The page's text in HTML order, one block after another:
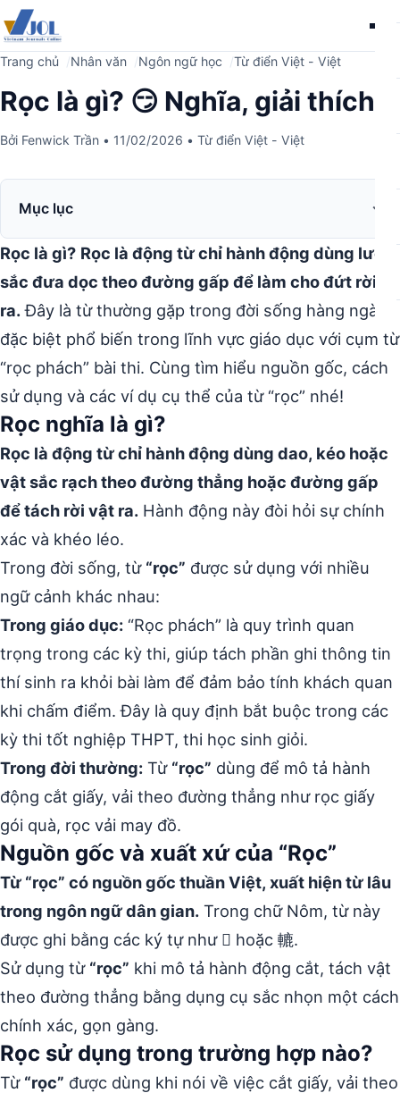
Trang chủ Nhân văn Ngôn ngữ học Từ điển Việt - Việt
Rọc là gì? 😏 Nghĩa, giải thích
Bởi Fenwick Trần • 11/02/2026 • Từ điển Việt - Việt
Mục lục
Rọc là gì? Rọc là động từ chỉ hành động dùng lưỡi
sắc đưa dọc theo đường gấp để làm cho đứt rời
ra.Đây là từ thường gặp trong đời sống hàng ngày,
đặc biệt phổ biến trong lĩnh vực giáo dục với cụm từ
“rọc phách” bài thi. Cùng tìm hiểu nguồn gốc, cách
sử dụng và các ví dụ cụ thể của từ “rọc” nhé!
Rọc nghĩa là gì?
Rọc là động từ chỉ hành động dùng dao, kéo hoặc
vật sắc rạch theo đường thẳng hoặc đường gấp
để tách rời vật ra. Hành động này đòi hỏi sự chính
xác và khéo léo.
Trong đời sống, từ “rọc” được sử dụng với nhiều
ngữ cảnh khác nhau:
Trong giáo dục: “Rọc phách” là quy trình quan
trọng trong các kỳ thi, giúp tách phần ghi thông tin
thí sinh ra khỏi bài làm để đảm bảo tính khách quan
khi chấm điểm. Đây là quy định bắt buộc trong các
kỳ thi tốt nghiệp THPT, thi học sinh giỏi.
Trong đời thường: Từ “rọc” dùng để mô tả hành
động cắt giấy, vải theo đường thẳng như rọc giấy
gói quà, rọc vải may đồ.
Nguồn gốc và xuất xứ của “Rọc”
Từ “rọc” có nguồn gốc thuần Việt, xuất hiện từ lâu
trong ngôn ngữ dân gian. Trong chữ Nôm, từ này
được ghi bằng các ký tự như 𢯡 hoặc 轆.
Sử dụng từ “rọc” khi mô tả hành động cắt, tách vật
theo đường thẳng bằng dụng cụ sắc nhọn một cách
chính xác, gọn gàng.
Rọc sử dụng trong trường hợp nào?
Từ “rọc” được dùng khi nói về việc cắt giấy, vải theo